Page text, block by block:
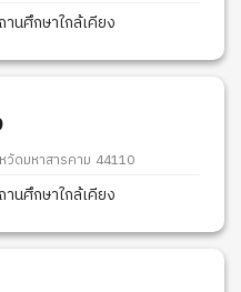
านศึกษาใกล้เคียง
ดมหาสารคาม 44110
านศึกษาใกล้เคียง